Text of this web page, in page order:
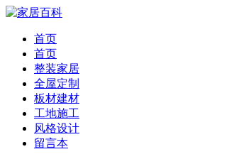
首页
首页
整装家居
全屋定制
板材建材
工地施工
风格设计
留言本